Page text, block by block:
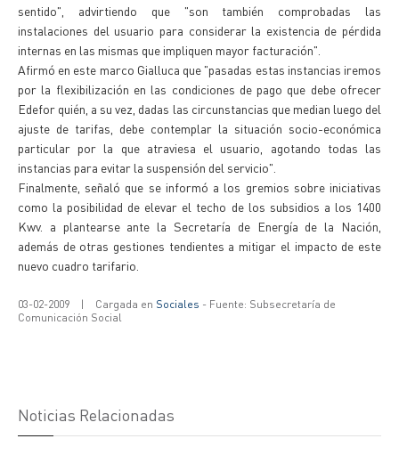
sentido", advirtiendo que "son también comprobadas las
instalaciones del usuario para considerar la existencia de pérdida
internas en las mismas que impliquen mayor facturación".
Afirmó en este marco Gialluca que "pasadas estas instancias iremos
por la flexibilización en las condiciones de pago que debe ofrecer
Edefor quién, a su vez, dadas las circunstancias que median luego del
ajuste de tarifas, debe contemplar la situación socio-económica
particular por la que atraviesa el usuario, agotando todas las
instancias para evitar la suspensión del servicio".
Finalmente, señaló que se informó a los gremios sobre iniciativas
como la posibilidad de elevar el techo de los subsidios a los 1400
Kwv. a plantearse ante la Secretaría de Energía de la Nación,
además de otras gestiones tendientes a mitigar el impacto de este
nuevo cuadro tarifario.
03-02-2009 | Cargada en Sociales - Fuente: Subsecretaría de
Comunicación Social
Noticias Relacionadas